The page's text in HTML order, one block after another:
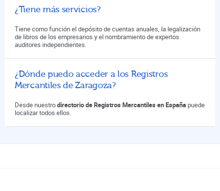
¿Tiene más servicios?
Tiene como función el depósito de cuentas anuales, la legalización
de libros de los empresarios y el nombramiento de expertos
auditores independientes.
¿Dónde puedo acceder a los Registros
Mercantiles de Zaragoza?
Desde nuestrodirectorio de Registros Mercantiles en España puede
localizar todos ellos.